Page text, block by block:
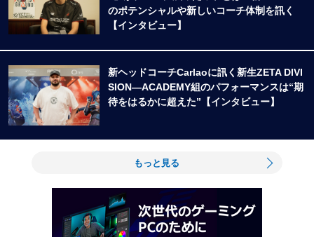
のポテンシャルや新しいコーチ体制を訊く
【インタビュー】
新ヘッドコーチCarlaoに訊く新生ZETA DIVI
SION―ACADEMY組のパフォーマンスは“期
待をはるかに超えた”【インタビュー】
もっと見る